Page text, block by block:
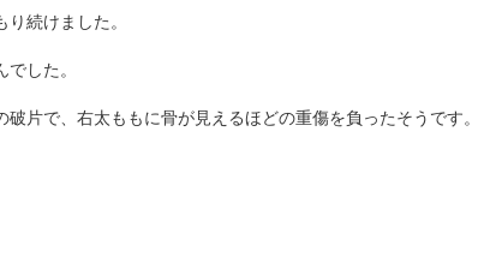
続けました。
した。
片で、右太ももに骨が見えるほどの重傷を負ったそうです。